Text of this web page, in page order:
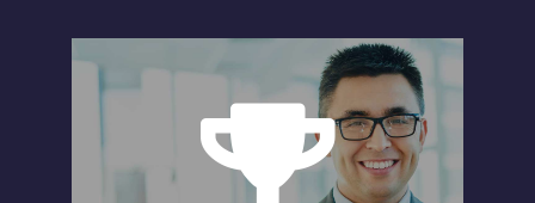
業務人員